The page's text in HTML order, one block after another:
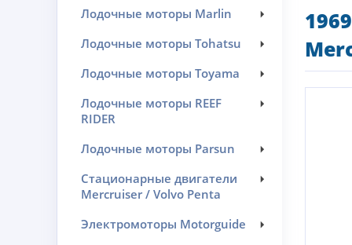
Лодочные моторы Marlin
Лодочные моторы Tohatsu
Лодочные моторы Toyama
Лодочные моторы REEF
RIDER
Лодочные моторы Parsun
Стационарные двигатели
Mercruiser / Volvo Penta
Электромоторы Motorguide